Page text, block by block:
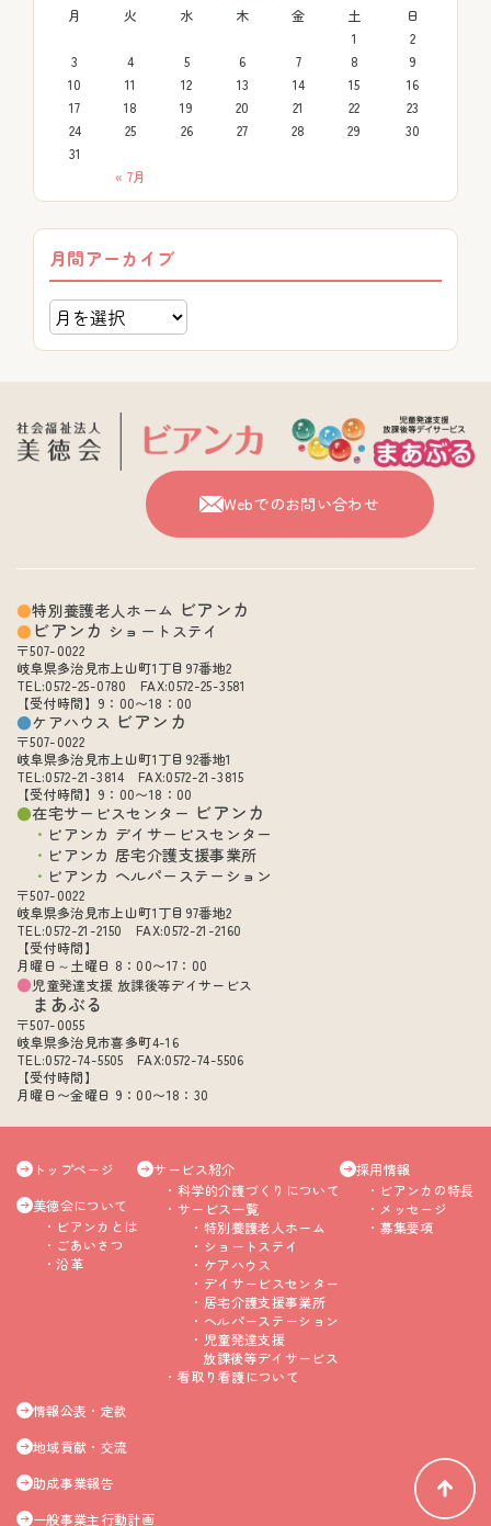
月
火 水 木 金 土 日
« 7月
1
2
3
4 5 6 7 8
9
10
11 12 13 14 15
16
17
18 19 20 21 22
23
24
25 26 27 28 29
30
31
月間アーカイブ
Webでのお問い合わせ
特別養護老人ホーム ビアンカ
ビアンカ ショートステイ
〒507-0022
岐阜県多治見市上山町1丁目97番地2
TEL:0572-25-0780 FAX:0572-25-3581
【受付時間】9：00〜18：00
ケアハウス ビアンカ
〒507-0022
岐阜県多治見市上山町1丁目92番地1
TEL:0572-21-3814 FAX:0572-21-3815
【受付時間】9：00〜18：00
在宅サービスセンター ビアンカ
ビアンカ デイサービスセンター
ビアンカ 居宅介護支援事業所
ビアンカ ヘルパーステーション
〒507-0022
岐阜県多治見市上山町1丁目97番地2
TEL:0572-21-2150 FAX:0572-21-2160
【受付時間】
月曜日～土曜日 8：00〜17：00
児童発達支援 放課後等デイサービス
まあぶる
〒507-0055
岐阜県多治見市喜多町4-16
TEL:0572-74-5505 FAX:0572-74-5506
【受付時間】
月曜日〜金曜日 9：00〜18：30
トップページ
美徳会について
ビアンカとは
ごあいさつ
沿革
サービス紹介
科学的介護づくりについて
サービス一覧
特別養護老人ホーム
ショートステイ
ケアハウス
デイサービスセンター
居宅介護支援事業所
ヘルパーステーション
児童発達支援
放課後等デイサービス
看取り看護について
採用情報
ビアンカの特長
メッセージ
募集要項
情報公表・定款
地域貢献・交流
助成事業報告
一般事業主行動計画